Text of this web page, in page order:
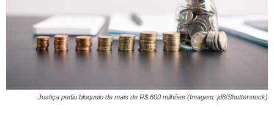
Justiça pediu bloqueio de mais de R$ 600 milhões (Imagem: jd8/Shutterstock)